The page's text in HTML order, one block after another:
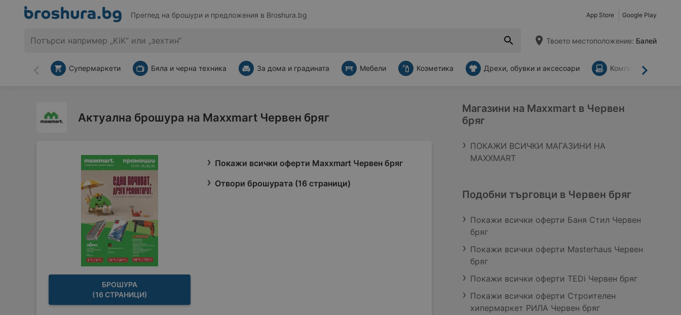
Преглед на брошури и предложения в Broshura.bg App Store Google Play
Твоето местоположение: Балей
Назад Напред
Супермаркети Бяла и черна техника За дома и градината Мебели Козметика Дрехи, обувки и аксесоари Компютри и
Актуална брошура на Maxxmart Червен бряг
БРОШУРА
(16 СТРАНИЦИ)
Покажи всички оферти Maxxmart Червен бряг
Отвори брошурата (16 страници)
Магазини на Maxxmart в Червен
бряг
ПОКАЖИ ВСИЧКИ МАГАЗИНИ НА
MAXXMART
Подобни търговци в Червен бряг
Покажи всички оферти Баня Стил Червен
бряг
Покажи всички оферти Masterhaus Червен
бряг
Покажи всички оферти TEDi Червен бряг
Покажи всички оферти Строителен
хипермаркет РИЛА Червен бряг